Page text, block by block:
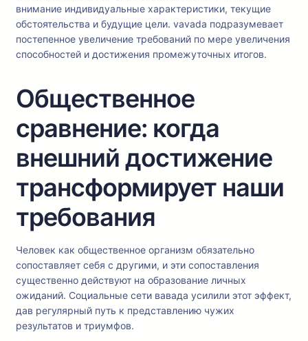
внимание индивидуальные характеристики, текущие
обстоятельства и будущие цели. vavada подразумевает
постепенное увеличение требований по мере увеличения
способностей и достижения промежуточных итогов.
Общественное
сравнение: когда
внешний достижение
трансформирует наши
требования
Человек как общественное организм обязательно
сопоставляет себя с другими, и эти сопоставления
существенно действуют на образование личных
ожиданий. Социальные сети вавада усилили этот эффект,
дав регулярный путь к представлению чужих
результатов и триумфов.